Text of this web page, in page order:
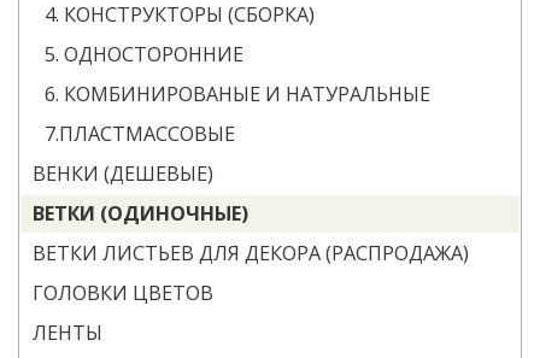
4. КОНСТРУКТОРЫ (СБОРКА)
5. ОДНОСТОРОННИЕ
6. КОМБИНИРОВАНЫЕ И НАТУРАЛЬНЫЕ
7.ПЛАСТМАССОВЫЕ
ВЕНКИ (ДЕШЕВЫЕ)
ВЕТКИ (ОДИНОЧНЫЕ)
ВЕТКИ ЛИСТЬЕВ ДЛЯ ДЕКОРА (РАСПРОДАЖА)
ГОЛОВКИ ЦВЕТОВ
ЛЕНТЫ